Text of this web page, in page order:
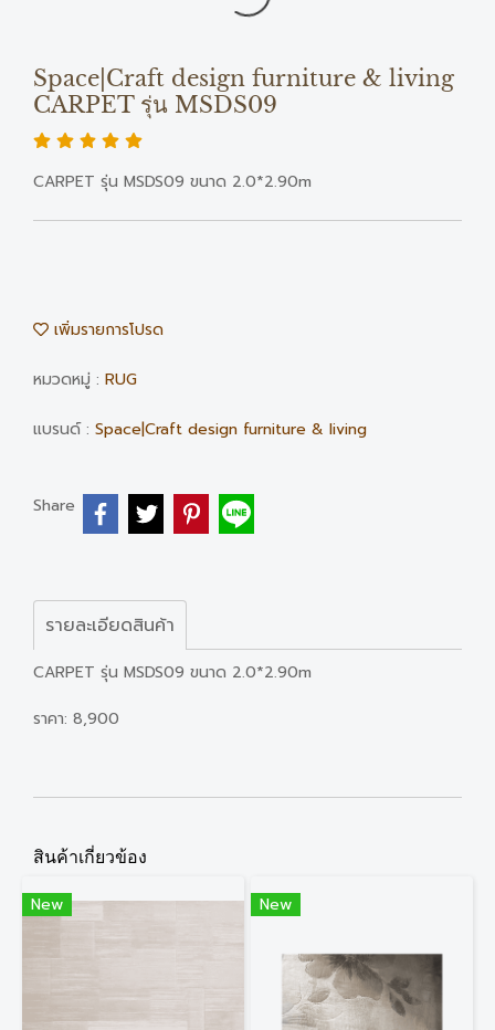
Space|Craft design furniture & living
CARPET รุ่น MSDS09
CARPET รุ่น MSDS09 ขนาด 2.0*2.90m
เพิ่มรายการโปรด
หมวดหมู่ : RUG
แบรนด์ : Space|Craft design furniture & living
Share
รายละเอียดสินค้า
CARPET รุ่น MSDS09 ขนาด 2.0*2.90m
ราคา: 8,900
สินค้าเกี่ยวข้อง
New New